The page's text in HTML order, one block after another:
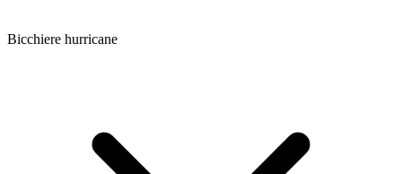
Bicchiere hurricane